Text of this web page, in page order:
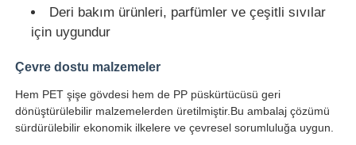
Kalite kontrol
Deri bakım ürünleri, parfümler ve çeşitli sıvılar
için uygundur
Çevre dostu malzemeler
Hem PET şişe gövdesi hem de PP püskürtücüsü geri
dönüştürülebilir malzemelerden üretilmiştir.Bu ambalaj çözümü
sürdürülebilir ekonomik ilkelere ve çevresel sorumluluğa uygun.